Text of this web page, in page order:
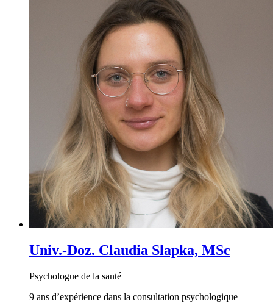
Univ.-Doz. Claudia Slapka, MSc
Psychologue de la santé
9 ans d’expérience dans la consultation psychologique